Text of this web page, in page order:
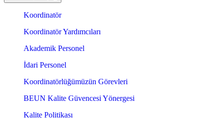
Koordinatör
Koordinatör Yardımcıları
Akademik Personel
İdari Personel
Koordinatörlüğümüzün Görevleri
BEUN Kalite Güvencesi Yönergesi
Kalite Politikası